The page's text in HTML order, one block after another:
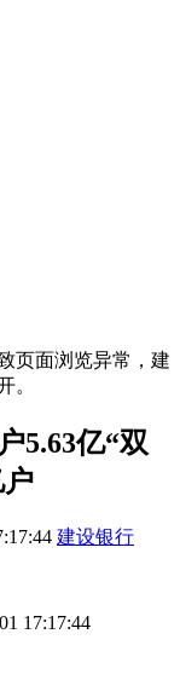
页面浏览异常，建
。
5.63亿“双
建设银行
17:17:44